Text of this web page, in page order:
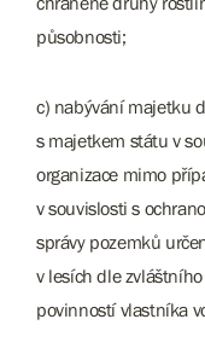
působnosti;
c) nabývání majetku
s majetkem státu v
organizace mimo
v souvislosti s
správy pozemků
v lesích dle
povinností vlastníka